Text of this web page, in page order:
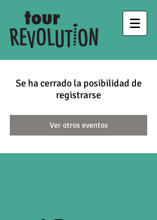
Se ha cerrado la posibilidad de
registrarse
Ver otros eventos